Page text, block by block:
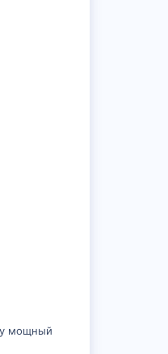
мощный